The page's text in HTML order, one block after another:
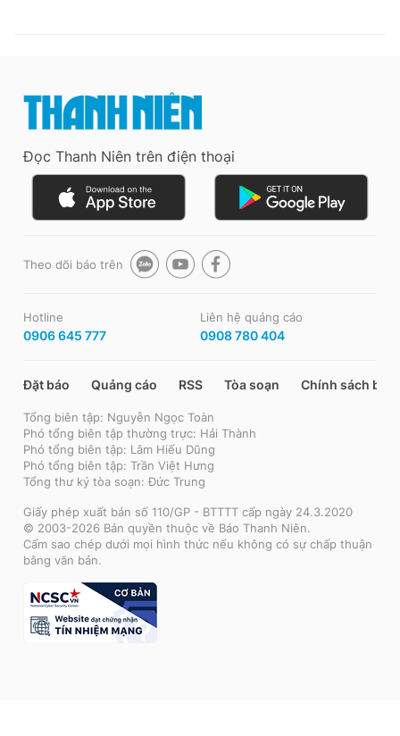
Đọc Thanh Niên trên điện thoại
Theo dõi báo trên
Hotline
0906 645 777
Liên hệ quảng cáo
0908 780 404
Đặt báo Quảng cáo RSS Tòa soạn Chính sách bảo
Tổng biên tập: Nguyễn Ngọc Toàn
Phó tổng biên tập thường trực: Hải Thành
Phó tổng biên tập: Lâm Hiếu Dũng
Phó tổng biên tập: Trần Việt Hưng
Tổng thư ký tòa soạn: Đức Trung
Giấy phép xuất bản số 110/GP - BTTTT cấp ngày 24.3.2020
© 2003-2026 Bản quyền thuộc về Báo Thanh Niên.
Cấm sao chép dưới mọi hình thức nếu không có sự chấp thuận
bằng văn bản.